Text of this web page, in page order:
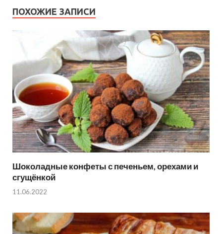
ПОХОЖИЕ ЗАПИСИ
Шоколадные конфеты с печеньем, орехами и
сгущёнкой
11.06.2022